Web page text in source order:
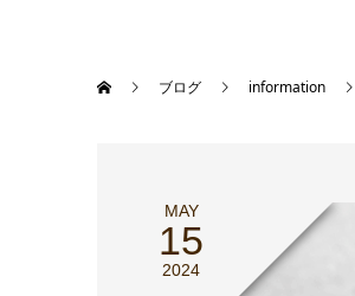
ブログ information
MAY
15
2024